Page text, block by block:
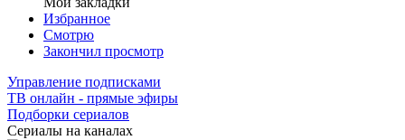
Избранное
Смотрю
Закончил просмотр
Управление подписками
ТВ онлайн - прямые эфиры
Подборки сериалов
Сериалы на каналах